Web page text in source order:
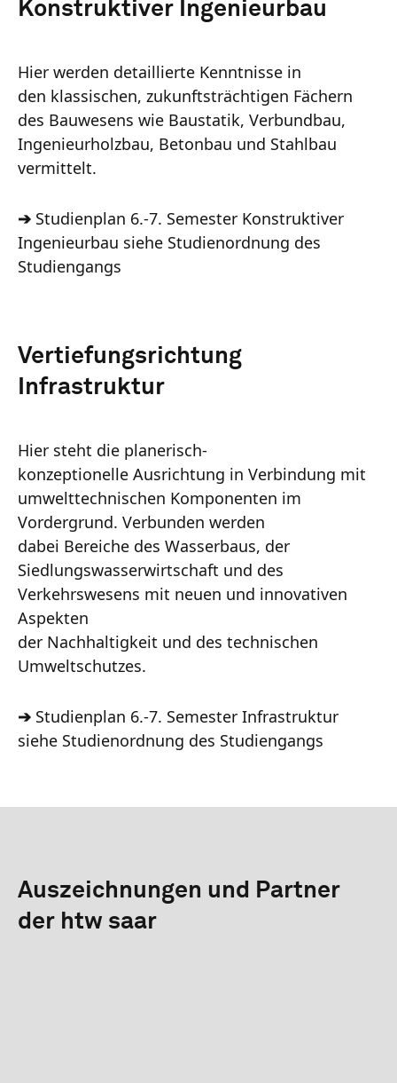
Konstruktiver Ingenieurbau
Hier werden detaillierte Kenntnisse in
den klassischen, zukunftsträchtigen Fächern
des Bauwesens wie Baustatik, Verbundbau,
Ingenieurholzbau, Betonbau und Stahlbau
vermittelt.
➔ Studienplan 6.-7. Semester Konstruktiver
Ingenieurbau siehe Studienordnung des
Studiengangs
Vertiefungsrichtung
Infrastruktur
Hier steht die planerisch-
konzeptionelle Ausrichtung in Verbindung mit
umwelttechnischen Komponenten im
Vordergrund. Verbunden werden
dabei Bereiche des Wasserbaus, der
Siedlungswasserwirtschaft und des
Verkehrswesens mit neuen und innovativen
Aspekten
der Nachhaltigkeit und des technischen
Umweltschutzes.
➔ Studienplan 6.-7. Semester Infrastruktur
siehe Studienordnung des Studiengangs
Auszeichnungen und Partner
der htw saar